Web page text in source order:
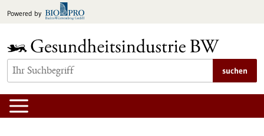
Inhalt
Powered by
suchen